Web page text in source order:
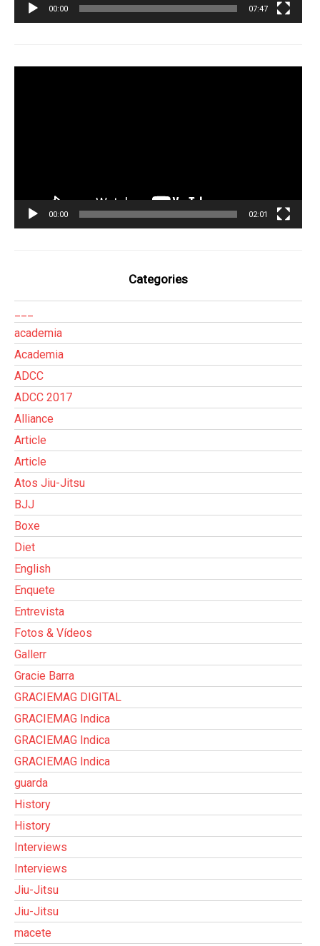
00:00 07:47
00:00 02:01
Categories
academia
Academia
ADCC
ADCC 2017
Alliance
Article
Article
Atos Jiu-Jitsu
BJJ
Boxe
Diet
English
Enquete
Entrevista
Fotos & Vídeos
Gallerr
Gracie Barra
GRACIEMAG DIGITAL
GRACIEMAG Indica
GRACIEMAG Indica
GRACIEMAG Indica
guarda
History
History
Interviews
Interviews
Jiu-Jitsu
Jiu-Jitsu
macete